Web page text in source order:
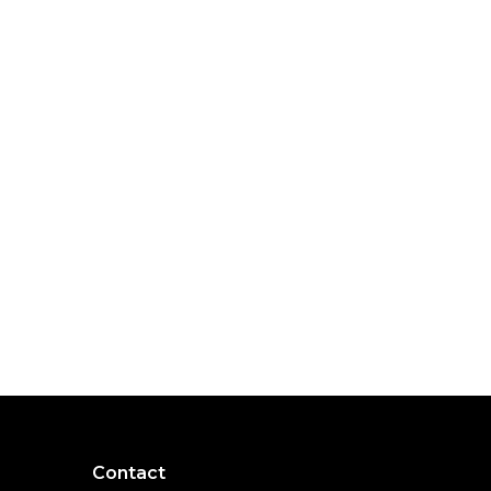
Contact